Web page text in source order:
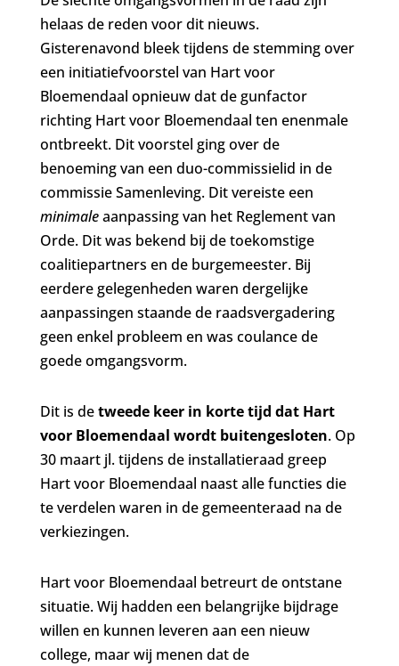
helaas de reden voor dit nieuws.
Gisterenavond bleek tijdens de stemming over
een initiatiefvoorstel van Hart voor
Bloemendaal opnieuw dat de gunfactor
richting Hart voor Bloemendaal ten enenmale
ontbreekt. Dit voorstel ging over de
benoeming van een duo-commissielid in de
commissie Samenleving. Dit vereiste een
minimaleaanpassing van het Reglement van
Orde. Dit was bekend bij de toekomstige
coalitiepartners en de burgemeester. Bij
eerdere gelegenheden waren dergelijke
aanpassingen staande de raadsvergadering
geen enkel probleem en was coulance de
goede omgangsvorm.
Dit is detweede keer in korte tijd dat Hart
voor Bloemendaal wordt buitengesloten. Op
30 maart jl. tijdens de installatieraad greep
Hart voor Bloemendaal naast alle functies die
te verdelen waren in de gemeenteraad na de
verkiezingen.
Hart voor Bloemendaal betreurt de ontstane
situatie. Wij hadden een belangrijke bijdrage
willen en kunnen leveren aan een nieuw
college, maar wij menen dat de